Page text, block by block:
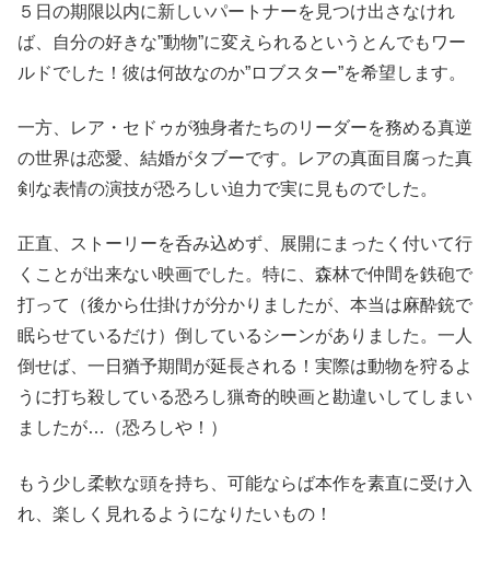
５日の期限以内に新しいパートナーを見つけ出さなけれ
ば、自分の好きな”動物”に変えられるというとんでもワー
ルドでした！彼は何故なのか”ロブスター”を希望します。
一方、レア・セドゥが独身者たちのリーダーを務める真逆
の世界は恋愛、結婚がタブーです。レアの真面目腐った真
剣な表情の演技が恐ろしい迫力で実に見ものでした。
正直、ストーリーを呑み込めず、展開にまったく付いて行
くことが出来ない映画でした。特に、森林で仲間を鉄砲で
打って（後から仕掛けが分かりましたが、本当は麻酔銃で
眠らせているだけ）倒しているシーンがありました。一人
倒せば、一日猶予期間が延長される！実際は動物を狩るよ
うに打ち殺している恐ろし猟奇的映画と勘違いしてしまい
ましたが…（恐ろしや！）
もう少し柔軟な頭を持ち、可能ならば本作を素直に受け入
れ、楽しく見れるようになりたいもの！